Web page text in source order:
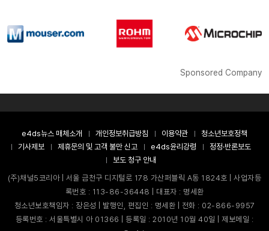
Sponsored Company
e4ds뉴스 매체소개 개인정보취급방침 이용약관
청소년보호정책
기사제보
제휴문의 및 고객 불만 신고 e4ds윤리강령
정정·반론보도
보도 청구 안내
(주)채널5코리아 | 서울 금천구 디지털로 178 가산퍼블릭 A동 1824호 | 사업자등
록번호 : 113-86-36448 | 대표자 : 명세환
청소년보호책임자 : 장은성 | 발행인, 편집인 : 명세환 | 전화 : 02-866-9957
등록번호 : 서울특별시 아 01366 | 등록일 : 2010년 10월 40일 | 제보메일 :